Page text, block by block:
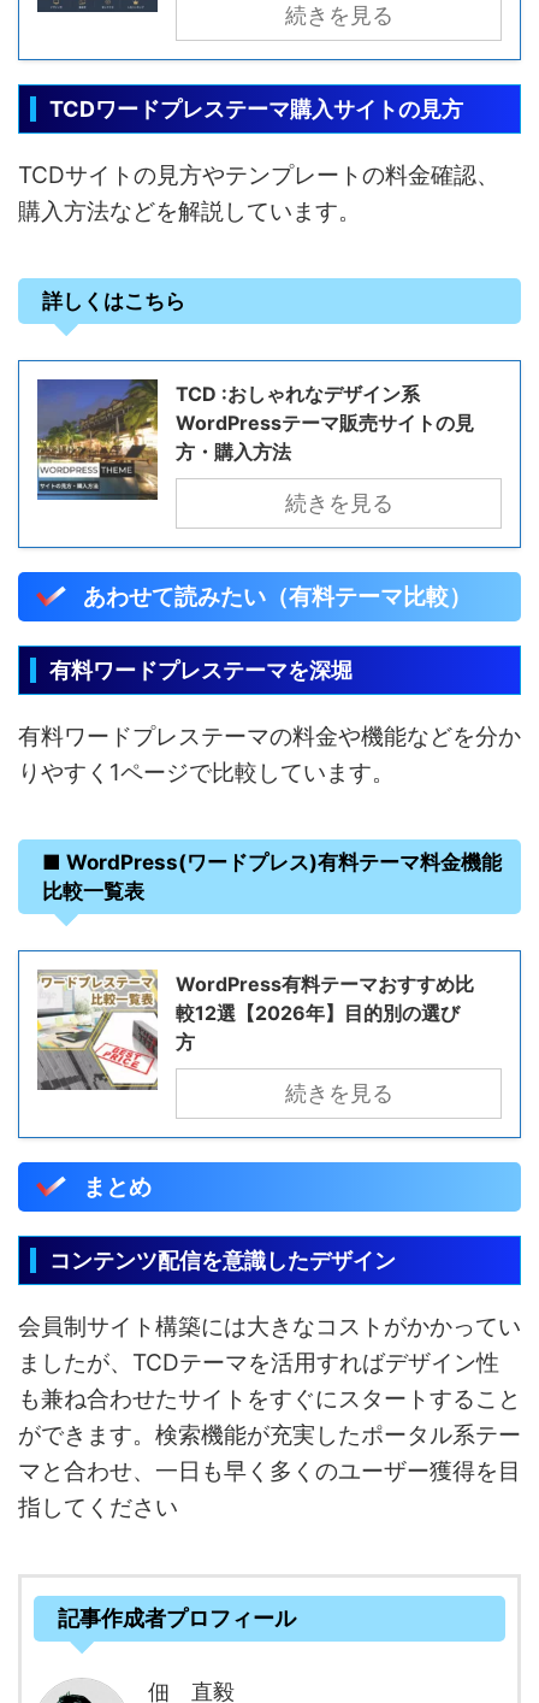
続きを見る
TCDワードプレステーマ購入サイトの見方
TCDサイトの見方やテンプレートの料金確認、
購入方法などを解説しています。
詳しくはこちら
TCD :おしゃれなデザイン系
WordPressテーマ販売サイトの見
方・購入方法
続きを見る
あわせて読みたい（有料テーマ比較）
有料ワードプレステーマを深堀
有料ワードプレステーマの料金や機能などを分か
りやすく1ページで比較しています。
■ WordPress(ワードプレス)有料テーマ料金機能
比較一覧表
WordPress有料テーマおすすめ比
較12選【2026年】目的別の選び
方
続きを見る
まとめ
コンテンツ配信を意識したデザイン
会員制サイト構築には大きなコストがかかってい
ましたが、TCDテーマを活用すればデザイン性
も兼ね合わせたサイトをすぐにスタートすること
ができます。検索機能が充実したポータル系テー
マと合わせ、一日も早く多くのユーザー獲得を目
指してください
記事作成者プロフィール
佃 直毅